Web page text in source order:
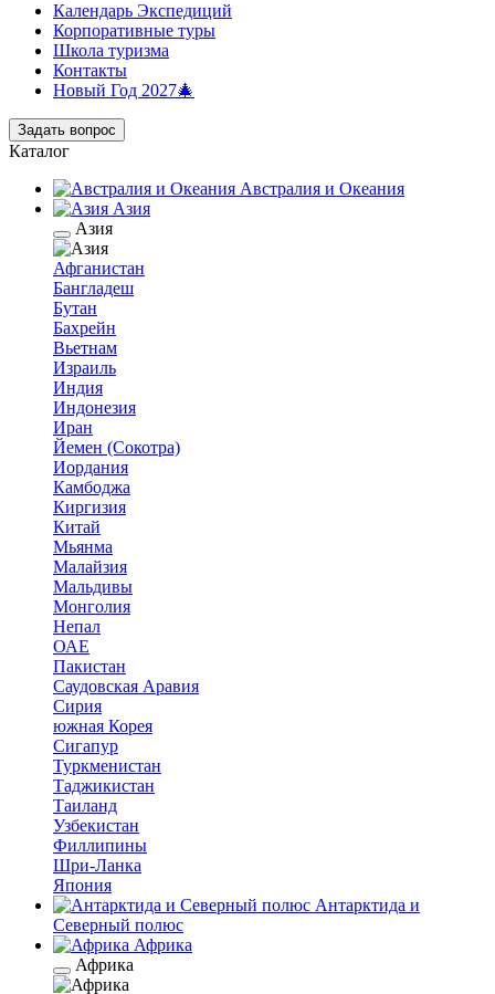
Календарь Экспедиций
Корпоративные туры
Школа туризма
Контакты
Новый Год 2027🎄
Задать вопрос
Каталог
Австралия и Океания
Азия
Азия
Афганистан
Бангладеш
Бутан
Бахрейн
Вьетнам
Израиль
Индия
Индонезия
Иран
Йемен (Сокотра)
Иордания
Камбоджа
Киргизия
Китай
Мьянма
Малайзия
Мальдивы
Монголия
Непал
ОАЕ
Пакистан
Саудовская Аравия
Сирия
южная Корея
Сигапур
Туркменистан
Таджикистан
Таиланд
Узбекистан
Филлипины
Шри-Ланка
Япония
Антарктида и
Северный полюс
Африка
Африка